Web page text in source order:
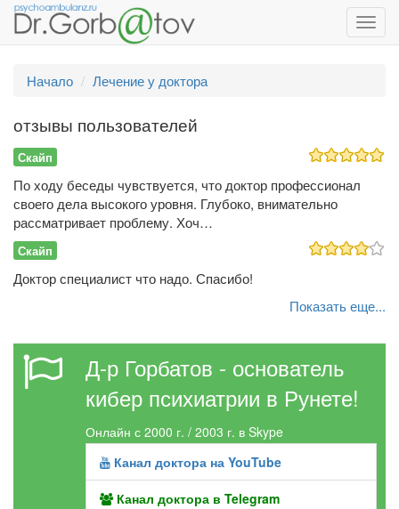
Начало
Лечение у доктора
отзывы пользователей
Скайп
По ходу беседы чувствуется, что доктор профессионал
своего дела высокого уровня. Глубоко, внимательно
рассматривает проблему. Хоч…
Скайп
Доктор специалист что надо. Спасибо!
Показать еще...
Д-р Горбатов - основатель
кибер психиатрии в Рунете!
Онлайн с 2000 г. / 2003 г. в Skype
Канал доктора на YouTube
Канал доктора в Telegram